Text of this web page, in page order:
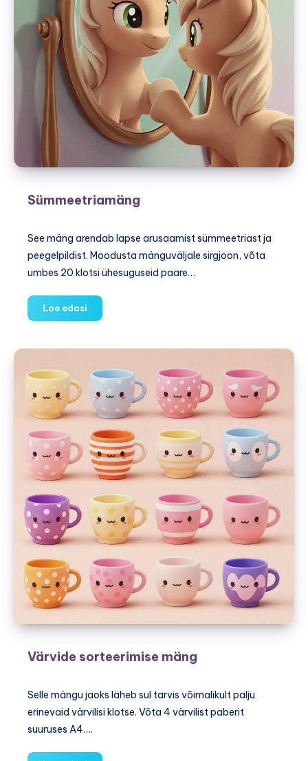
Sümmeetriamäng
See mäng arendab lapse arusaamist sümmeetriast ja
peegelpildist. Moodusta mänguväljale sirgjoon, võta
umbes 20 klotsi ühesuguseid paare…
Loe edasi
Värvide sorteerimise mäng
Selle mängu jaoks läheb sul tarvis võimalikult palju
erinevaid värvilisi klotse. Võta 4 värvilist paberit
suuruses A4….